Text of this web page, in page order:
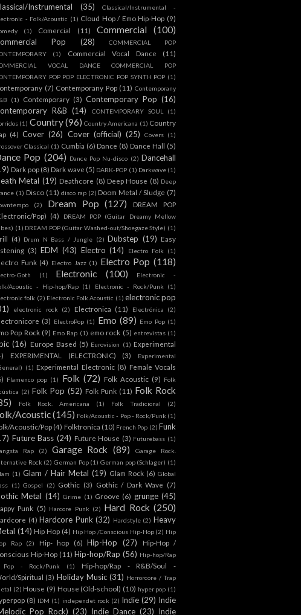
Instrumental (35)
Classical/Instrumental -
- Folk/Acoustic (1) Cloud Hop / Emo Hip-Hop (9)
(1) Comercial (11) Commercial (100)
Pop (28)
COMMERCIAL POP
(1) Commercial Vocal Dance (11)
VOCAL DANCE COMMERCIAL POP
POP POP ELECTRONIC POP SYNTH POP (1)
(7) Contemporany Pop (11) Contemporany
(1) Contemporary (3) Contemporary Pop (16)
R&B (14) CONTEMPORARY SOUL
(1)
(1) Country(96) Country Americana (1) Country
(4) Cover (26) Cover (official) (25) Covers (1)
Classical (1) Cumbia (6) Dance (8) Dance Hall (5)
Pop (204) Dance Pop Nu-disco (2) Dancehall
Dark pop (8) Dark wave (5) DARK-POP (1) Darkwave (1)
Metal (19) Deathcore (8) Deep House (8) Deep
(1) Disco (11) disco rap (2) Doom Metal / Sludge (7)
(2) Dream Pop (127)
DREAM POP
Pop) (4)
DREAM POP (Guitar Dreamy Mellow
(1) DREAM POP (Guitar Washed-out/Shoegaze Style) (1)
(4) Drum N Bass / Jungle (2) Dubstep (19) Easy
(3) EDM (43) Electro (14) Electro Folk (1)
Funk (4) Electro Jazz (1) Electro Pop (118)
Goth (1) Electronic (100)
Electronic -
Acoustic - Hip-hop/Rap (1) Electronic - Rock/Punk
(1)
folk (2) Electronic Folk Acoustic (1) electronic pop
electronic rock (2) Electronica (11) Electrónica (2)
(3) ElectroPop (1) Emo (89) Emo Pop (1)
Pop Rock (9) Emo Rap (1) emo rock (5) entrevistas (1)
(16) Europe Based (5) Eurovision (1) Experimental
EXPERIMENTAL (ELECTRONIC) (3)
Experimental
(1) Experimental Electronic (8) Female Vocals
Flamenco pop (1) Folk (72) Folk Acoustic (9) Folk
(2) Folk Pop (52) Folk Punk (11) Folk Rock
Folk Rock. Americana (1) Folk Tradicional (2)
Acoustic(145) Folk/Acoustic - Pop - Rock/Punk (1)
Acoustic/Pop (4) Folktronica (10) French Pop (2) Funk
Future Bass (24) Future House (3) Futurebass (1)
Rap
(2) Garage Rock (89)
Garage Rock.
Rock (2) German Pop (1) German pop (Schlager) (1)
(1) Glam / Hair Metal (19) Glam Rock (6) Global
(1) Gospel (2) Gothic (3) Gothic / Dark Wave (7)
Metal (14) Grime (1) Groove (6) grunge (45)
Punk (5) Harcore Punk (2) Hard Rock (250)
(4) Hardcore Punk (32) Hardstyle (2) Heavy
(14) Hip Hop (4) Hip Hop /Conscious Hip-Hop (2) Hip
Rap
(2) Hip- hop (6) Hip-Hop (27)
Hip-Hop /
Hip-Hop (11) Hip-hop/Rap (56) Hip-hop/Rap
- Rock/Punk
(1)
Hip-hop/Rap - R&B/Soul -
Spiritual (3) Holiday Music (31) Horrorcore / Trap
(2) House (9) House (Old-school) (10) hyper pop (1)
(8) IDM (1) independet rock (2) Indie (29) Indie
Pop Rock) (23) Indie Dance (23) Indie